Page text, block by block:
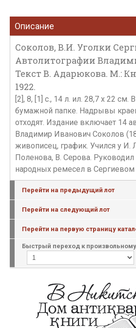
Описание
Соколов, В.И. Уголки
Автолитографии
Текст В. Адарюкова. М.:
1922.
[2], 8, [1] с., 14 л. ил. 28,7 х 22 см.
бумажной папке. Надрывы
отходят. Издание включает 14
Владимир Иванович Соколов
живописец, график. Учился у И.
Поленова, В. Серова.
народных ремесел в Сергиевом
Перейти на предыдущий лот
Перейти на следующий лот
Перейти на первую страницу
Быстрый переход к произвольному